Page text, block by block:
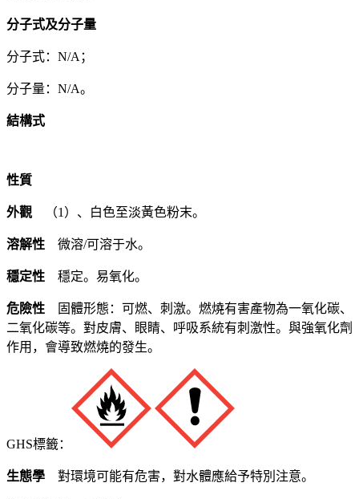
分子式及分子量
分子式：N/A；
分子量：N/A。
結構式
性質
外觀 （1）、白色至淡黃色粉末。
溶解性 微溶/可溶于水。
穩定性 穩定。易氧化。
危險性
固體形態：可燃、刺激。燃燒有害產物為一氧化碳、
二氧化碳等。對皮膚、眼睛、呼吸系統有刺激性。與強氧化劑
作用，會導致燃燒的發生。
GHS標籤：
生態學 對環境可能有危害，對水體應給予特別注意。